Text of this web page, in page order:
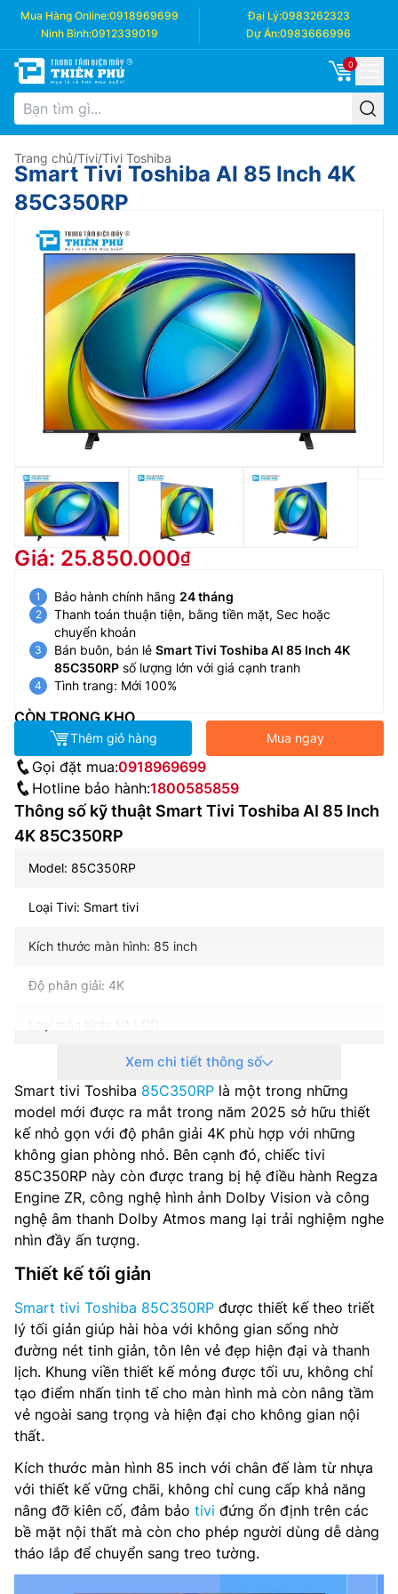
Mua Hàng Online:0918969699 Đại Lý:0983262323
Ninh Bình:0912339019 Dự Án:0983666996
0
Trang chủ/Tivi/Tivi Toshiba
Smart Tivi Toshiba AI 85 Inch 4K
85C350RP
Giá: 25.850.000
Bảo hành chính hãng 24 tháng
Thanh toán thuận tiện, bằng tiền mặt, Sec hoặc
chuyển khoản
Bán buôn, bán lẻ Smart Tivi Toshiba AI 85 Inch 4K
85C350RP số lượng lớn với giá cạnh tranh
Tình trang: Mới 100%
CÒN TRONG KHO
Thêm giỏ hàng Mua ngay
Gọi đặt mua:0918969699
Hotline bảo hành:1800585859
Thông số kỹ thuật Smart Tivi Toshiba AI 85 Inch
4K 85C350RP
Model: 85C350RP
Loại Tivi: Smart tivi
Kích thước màn hình: 85 inch
Độ phân giải: 4K
Loại màn hình: VA LCD
Loại đèn nền: LED nền (Direct LED)
Tần số quét: 60 Hz
Hệ điều hành – Giao diện: VIDAA U9
Bộ xử lý: AI Regza Engine ZR Gen 3
Tổng công suất loa: 36 W
Tìm kiếm bằng giọng nói: Tìm kiếm giọng nói qua remote,
Tìm kiếm bằng giọng nói thông qua ứng dụng VIDAA kết
nối trên điện thoại
Điều khiển tivi bằng điện thoại: Có, Thông qua ứng dụng
VIDAA kết nối trên điện thoại
Chia sẻ màn hình: AirPlay 2 ,DLNA, Miracast, Content
Truyền thanh Kỹ thuật số: DVB-T2 (*VN: DVB-T2C)
Kết nối: Wifi, HDMIx 2, HDMI eARC, eARC/ARC, Cổng
Optical , Cổng AV IN
Xem chi tiết thông số
Smart tivi Toshiba 85C350RP là một trong những
model mới được ra mắt trong năm 2025 sở hữu thiết
kế nhỏ gọn với độ phân giải 4K phù hợp với những
không gian phòng nhỏ. Bên cạnh đó, chiếc tivi
85C350RP này còn được trang bị hệ điều hành Regza
Engine ZR, công nghệ hình ảnh Dolby Vision và công
nghệ âm thanh Dolby Atmos mang lại trải nghiệm nghe
nhìn đầy ấn tượng.
Thiết kế tối giản
Smart tivi Toshiba 85C350RP được thiết kế theo triết
lý tối giản giúp hài hòa với không gian sống nhờ
đường nét tinh giản, tôn lên vẻ đẹp hiện đại và thanh
lịch. Khung viền thiết kế mỏng được tối ưu, không chỉ
tạo điểm nhấn tinh tế cho màn hình mà còn nâng tầm
vẻ ngoài sang trọng và hiện đại cho không gian nội
thất.
Kích thước màn hình 85 inch với chân đế làm từ nhựa
với thiết kế vững chãi, không chỉ cung cấp khả năng
nâng đỡ kiên cố, đảm bảo tivi đứng ổn định trên các
bề mặt nội thất mà còn cho phép người dùng dễ dàng
tháo lắp để chuyển sang treo tường.